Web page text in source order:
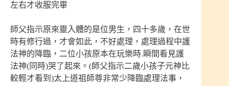
左右才收服完畢
師父指示原來靈入體的是位男生，四十多歲，在世
時有修行過，才會如此，不好處理，處理過程中護
法神的降臨，二位小孩原本在玩樂時.瞬間看見護
法神(同時)哭了起來。(師父指示二歲小孩子元神比
較輕才看到)太上道祖師尊非常少降臨處理法事，